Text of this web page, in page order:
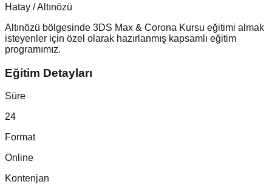
Hatay /Altınözü
Altınözü bölgesinde 3DS Max & Corona Kursu eğitimi almak
isteyenler için özel olarak hazırlanmış kapsamlı eğitim
programımız.
Eğitim Detayları
Süre
24
Format
Online
Kontenjan